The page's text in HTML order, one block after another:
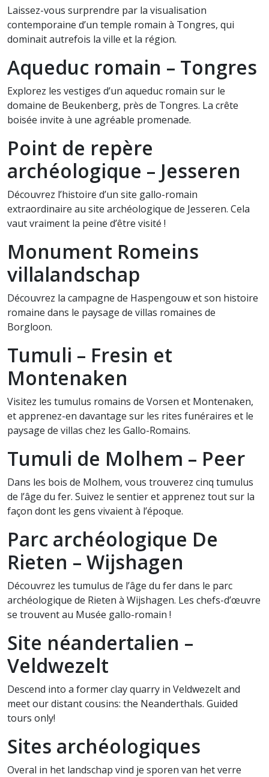
Laissez-vous surprendre par la visualisation
contemporaine d’un temple romain à Tongres, qui
dominait autrefois la ville et la région.
Aqueduc romain – Tongres
Explorez les vestiges d’un aqueduc romain sur le
domaine de Beukenberg, près de Tongres. La crête
boisée invite à une agréable promenade.
Point de repère
archéologique – Jesseren
Découvrez l’histoire d’un site gallo-romain
extraordinaire au site archéologique de Jesseren. Cela
vaut vraiment la peine d’être visité !
Monument Romeins
villalandschap
Découvrez la campagne de Haspengouw et son histoire
romaine dans le paysage de villas romaines de
Borgloon.
Tumuli – Fresin et
Montenaken
Visitez les tumulus romains de Vorsen et Montenaken,
et apprenez-en davantage sur les rites funéraires et le
paysage de villas chez les Gallo-Romains.
Tumuli de Molhem – Peer
Dans les bois de Molhem, vous trouverez cinq tumulus
de l’âge du fer. Suivez le sentier et apprenez tout sur la
façon dont les gens vivaient à l’époque.
Parc archéologique De
Rieten – Wijshagen
Découvrez les tumulus de l’âge du fer dans le parc
archéologique de Rieten à Wijshagen. Les chefs-d’œuvre
se trouvent au Musée gallo-romain !
Site néandertalien –
Veldwezelt
Descend into a former clay quarry in Veldwezelt and
meet our distant cousins: the Neanderthals. Guided
tours only!
Sites archéologiques
Overal in het landschap vind je sporen van het verre